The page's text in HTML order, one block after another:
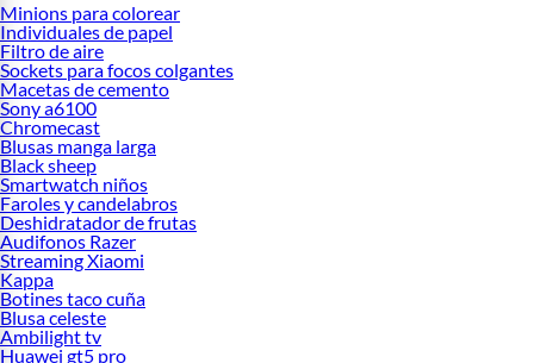
Minions para colorear
Individuales de papel
Filtro de aire
Sockets para focos colgantes
Macetas de cemento
Sony a6100
Chromecast
Blusas manga larga
Black sheep
Smartwatch niños
Faroles y candelabros
Deshidratador de frutas
Audifonos Razer
Streaming Xiaomi
Kappa
Botines taco cuña
Blusa celeste
Ambilight tv
Huawei gt5 pro